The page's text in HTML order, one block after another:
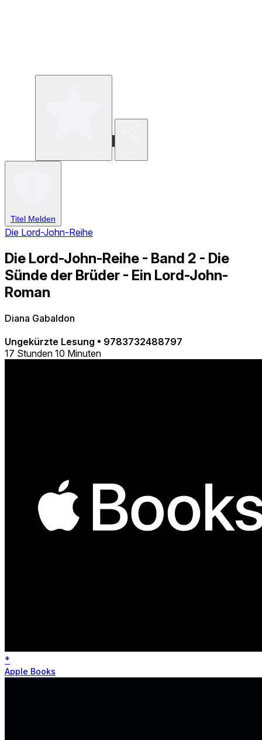
Titel Melden
Die Lord-John-Reihe
Die Lord-John-Reihe - Band 2 - Die
Sünde der Brüder - Ein Lord-John-
Roman
Diana Gabaldon
Ungekürzte Lesung • 9783732488797
17 Stunden 10 Minuten
*
Apple Books